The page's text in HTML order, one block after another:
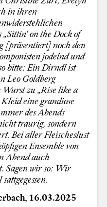
in ihren
on the Dock of
[präsentiert] noch den
jodelnd und
bitte: Ein Dirndl ist
Leo Goldberg
zu „Rise like a
eine grandiose
des Abends
traurig, sondern
Bei aller Fleischeslust
Ensemble von
Abend auch
Sagen wir so: Wir
16.03.2025